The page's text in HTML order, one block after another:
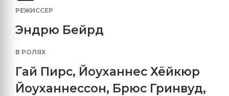
РЕЖИССЕР
Эндрю Бейрд
В РОЛЯХ
Гай Пирс, Йоуханнес Хёйкюр
Йоуханнессон, Брюс Гринвуд,